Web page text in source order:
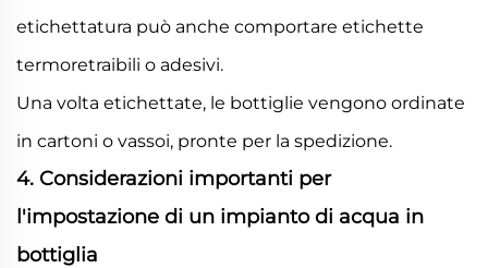
etichettatura può anche comportare etichette
termoretraibili o adesivi.
Una volta etichettate, le bottiglie vengono ordinate
in cartoni o vassoi, pronte per la spedizione.
4. Considerazioni importanti per
l'impostazione di un impianto di acqua in
bottiglia